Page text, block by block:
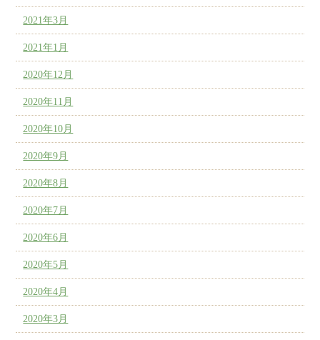
2021年3月
2021年1月
2020年12月
2020年11月
2020年10月
2020年9月
2020年8月
2020年7月
2020年6月
2020年5月
2020年4月
2020年3月